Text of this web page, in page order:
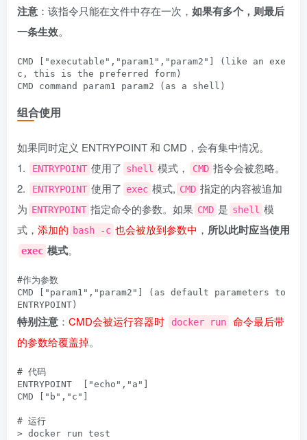
注意 ：该指令只能在文件中存在一次， 如果有多个，则最后
一条生效。
CMD ["executable","param1","param2"] (like an exe
c, this is the preferred form)
组合使用
如果同时定义 ENTRYPOINT 和 CMD，会有集中情况。
1.
ENTRYPOINT 使用了 shell 模式， CMD 指令会被忽略。
2.
ENTRYPOINT 使用了 exec 模式, CMD 指定的内容被追加
为 ENTRYPOINT 指定命令的参数。如果 CMD 是 shell 模
式， 添加的 bash -c 也会被放到参数中 ， 所以此时应当使用
exec 模式。
#作为参数
CMD ["param1","param2"] (as default parameters to
特别注意 ： CMD会被运行容器时 docker run
命令最后带
的参数给覆盖掉。
# 代码
ENTRYPOINT  ["echo","a"]
CMD ["b","c"]
# 运行
> docker run test